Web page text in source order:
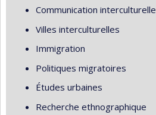
Communication interculturelle
Villes interculturelles
Immigration
Politiques migratoires
Études urbaines
Recherche ethnographique